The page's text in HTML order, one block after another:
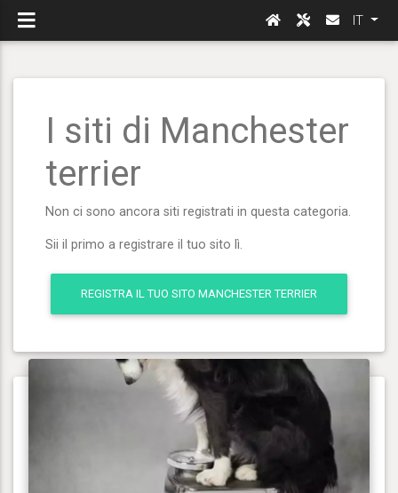
IT
I siti di Manchester
terrier
Non ci sono ancora siti registrati in questa categoria.
Sii il primo a registrare il tuo sito lì.
REGISTRA IL TUO SITO MANCHESTER TERRIER